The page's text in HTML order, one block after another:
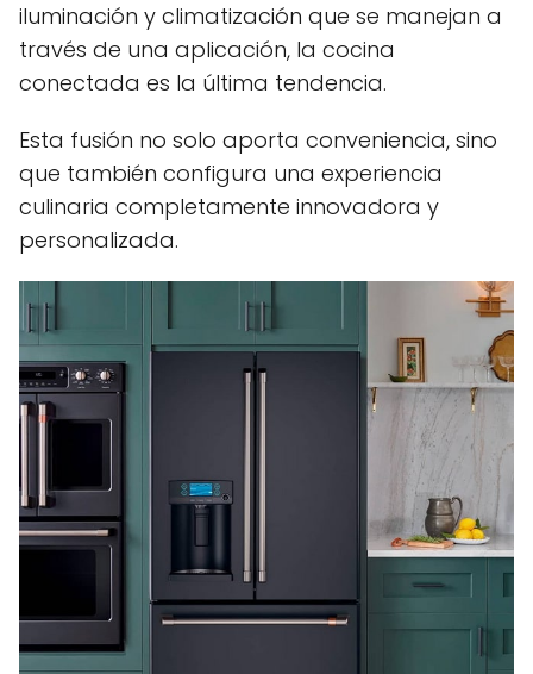
iluminación y climatización que se manejan a
través de una aplicación, la cocina
conectada es la última tendencia.
Esta fusión no solo aporta conveniencia, sino
que también configura una experiencia
culinaria completamente innovadora y
personalizada.